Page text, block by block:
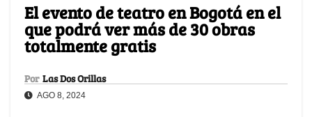
El evento de teatro en Bogotá en el
que podrá ver más de 30 obras
totalmente gratis
Por Las Dos Orillas
AGO 8, 2024